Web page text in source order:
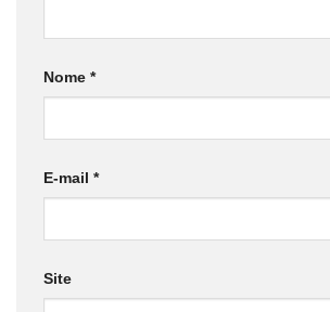
Nome *
E-mail *
Site